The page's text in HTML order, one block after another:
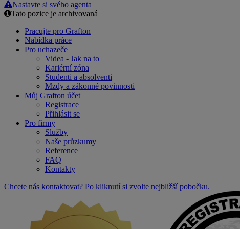
Nastavte si svého agenta
Tato pozice je archivovaná
Pracujte pro Grafton
Nabídka práce
Pro uchazeče
Videa - Jak na to
Kariérní zóna
Studenti a absolventi
Mzdy a zákonné povinnosti
Můj Grafton účet
Registrace
Přihlásit se
Pro firmy
Služby
Naše průzkumy
Reference
FAQ
Kontakty
Chcete nás kontaktovat? Po kliknutí si zvolte nejbližší pobočku.